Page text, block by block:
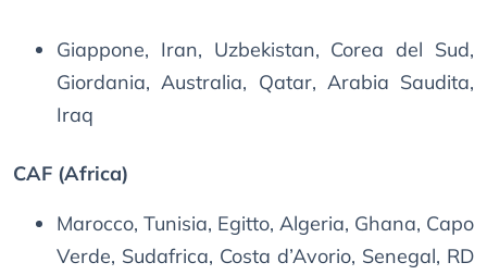
Giappone, Iran, Uzbekistan, Corea del Sud,
Giordania, Australia, Qatar, Arabia Saudita,
Iraq
CAF (Africa)
Marocco, Tunisia, Egitto, Algeria, Ghana, Capo
Verde, Sudafrica, Costa d’Avorio, Senegal, RD